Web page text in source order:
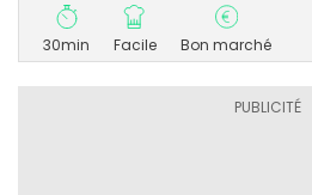
30min Facile Bon marché